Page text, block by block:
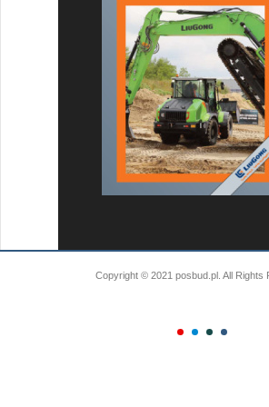
Copyright © 2021 posbud.pl. All Rights